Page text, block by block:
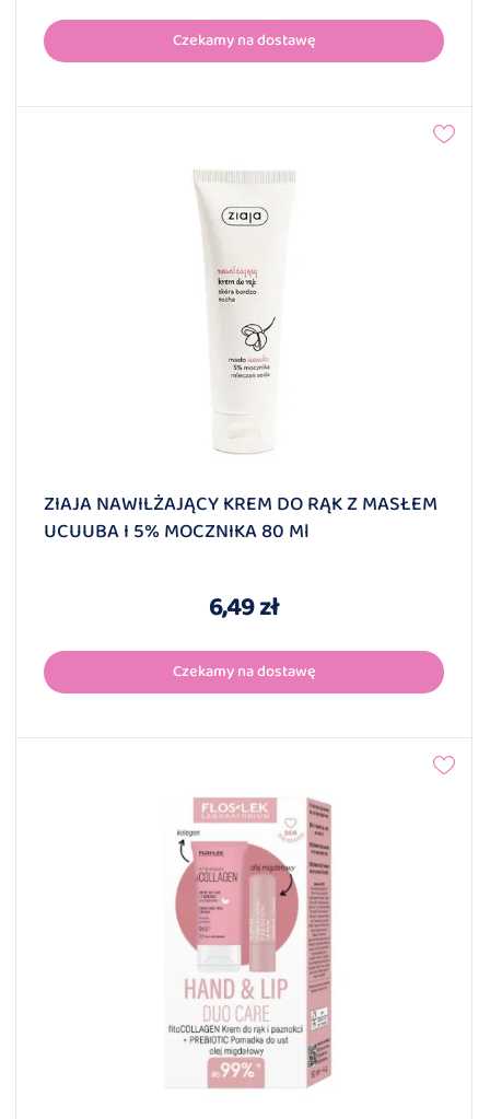
Czekamy na dostawę
ZIAJA NAWILŻAJĄCY KREM DO RĄK Z MASŁEM
UCUUBA I 5% MOCZNIKA 80 Ml
6,49 zł
Czekamy na dostawę